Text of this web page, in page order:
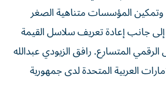
وتمكين المؤسسات متناهية الصغر
جانب إعادة تعريف سلاسل القيمة
المتسارع. رافق الزيودي عبدالله
العربية المتحدة لدى جمهورية